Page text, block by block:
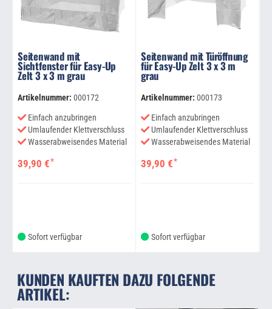
Seitenwand mit
Sichtfenster für Easy-Up
Zelt 3 x 3 m grau
Artikelnummer: 000172
Einfach anzubringen
Umlaufender Klettverschluss
Wasserabweisendes Material
39,90 €*
Sofort verfügbar
Seitenwand mit Türöffnung
für Easy-Up Zelt 3 x 3 m
grau
Artikelnummer: 000173
Einfach anzubringen
Umlaufender Klettverschluss
Wasserabweisendes Material
39,90 €*
Sofort verfügbar
KUNDEN KAUFTEN DAZU FOLGENDE
ARTIKEL: